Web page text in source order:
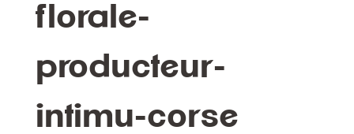
florale-
producteur-
intimu-corse